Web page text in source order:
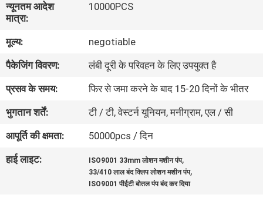
कारखाना
गुणवत्ता
नियंत्रण
संपर्क
करें
न्यूनतम आदेश
मात्रा:
10000PCS
मूल्य:
negotiable
पैकेजिंग विवरण:
लंबी दूरी के परिवहन के लिए उपयुक्त है
प्रसव के समय:
फिर से जमा करने के बाद 15-20 दिनों के भीतर
भुगतान शर्तें:
टी / टी, वेस्टर्न यूनियन, मनीग्राम, एल / सी
आपूर्ति की क्षमता:
50000pcs / दिन
हाई लाइट:
ISO9001 33mm लोशन मशीन पंप,
33/410 लाल बंद क्लिप लोशन मशीन पंप,
ISO9001 पीईटी बोतल पंप बंद कर दिया